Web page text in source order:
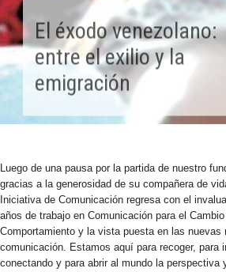
El éxodo venezolano:
entre el exilio y la
emigración
Luego de una pausa por la partida de nuestro
gracias a la generosidad de su compañera de
Iniciativa de Comunicación regresa con el
años de trabajo en Comunicación para el
Comportamiento y la vista puesta en las nuevas
comunicación. Estamos aquí para recoger, para
conectando y para abrir al mundo la perspectiva